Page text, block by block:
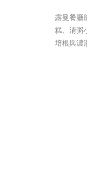
露曼餐廳
糕、清粥
培根與濃